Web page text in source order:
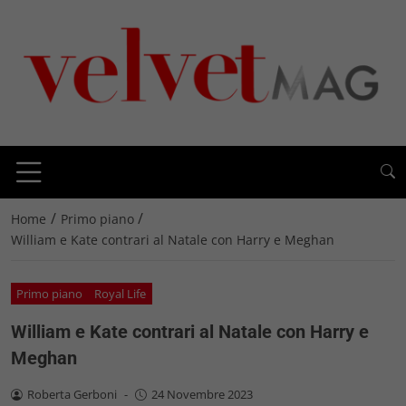
Home / Primo piano /
William e Kate contrari al Natale con Harry e Meghan
Primo piano Royal Life
William e Kate contrari al Natale con Harry e
Meghan
Roberta Gerboni - 24 Novembre 2023